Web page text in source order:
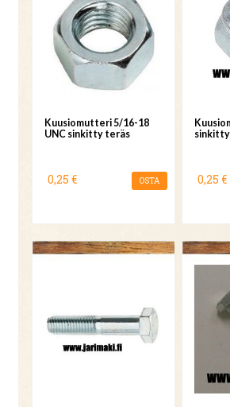
Kuusiomutteri 5/16-18
UNC sinkitty teräs
0,25 € OSTA 0,25 €